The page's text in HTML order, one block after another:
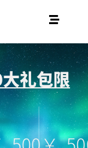
礼包限